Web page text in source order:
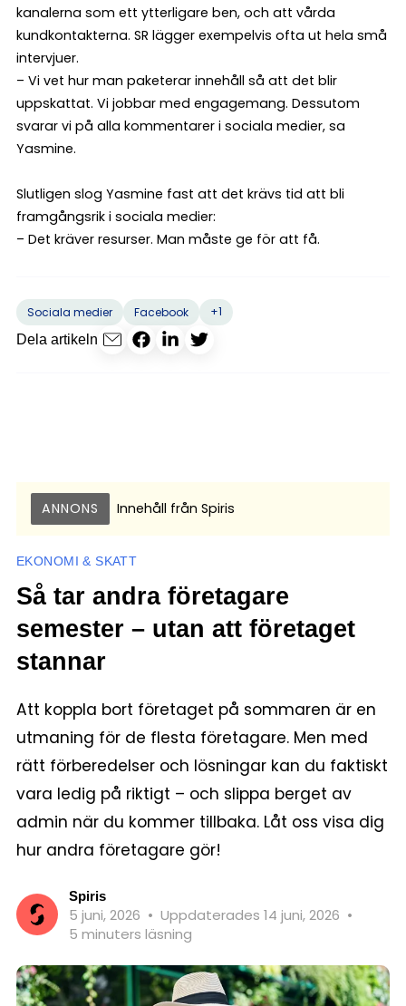
kanalerna som ett ytterligare ben, och att vårda
kundkontakterna. SR lägger exempelvis ofta ut hela små
intervjuer.
– Vi vet hur man paketerar innehåll så att det blir
uppskattat. Vi jobbar med engagemang. Dessutom
svarar vi på alla kommentarer i sociala medier, sa
Yasmine.
Slutligen slog Yasmine fast att det krävs tid att bli
framgångsrik i sociala medier:
– Det kräver resurser. Man måste ge för att få.
Sociala medier Facebook
+1
Dela artikeln
ANNONS Innehåll från Spiris
EKONOMI & SKATT
Så tar andra företagare
semester – utan att företaget
stannar
Att koppla bort företaget på sommaren är en
utmaning för de flesta företagare. Men med
rätt förberedelser och lösningar kan du faktiskt
vara ledig på riktigt – och slippa berget av
admin när du kommer tillbaka. Låt oss visa dig
hur andra företagare gör!
Spiris
5 juni, 2026 • Uppdaterades 14 juni, 2026 •
5 minuters läsning